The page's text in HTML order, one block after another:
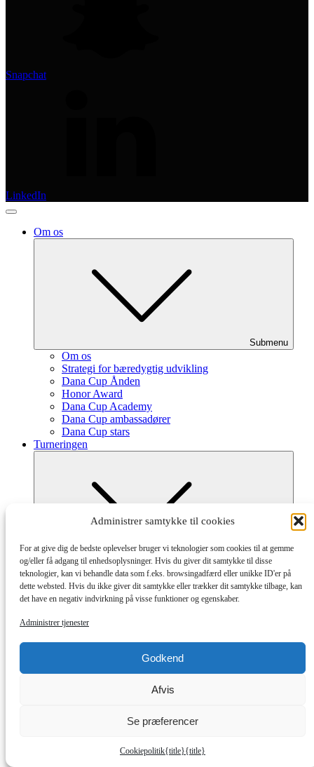
Administrer samtykke til cookies
For at give dig de bedste oplevelser bruger vi teknologier som cookies til at gemme
og/eller få adgang til enhedsoplysninger. Hvis du giver dit samtykke til disse
teknologier, kan vi behandle data som f.eks. browsingadfærd eller unikke ID'er på
dette websted. Hvis du ikke giver dit samtykke eller trækker dit samtykke tilbage, kan
det have en negativ indvirkning på visse funktioner og egenskaber.
Administrer tjenester
Godkend
Afvis
Se præferencer
Cookiepolitik{title}{title}
Snapchat
LinkedIn
Om os
Submenu
Om os
Strategi for bæredygtig udvikling
Dana Cup Ånden
Honor Award
Dana Cup Academy
Dana Cup ambassadører
Dana Cup stars
Turneringen
Submenu
Dana Cup Livestreaming
Turneringsinfo
Turneringsregler
Dana Cup Kick Off 19-20 juli 2026
Start og Deltagergebyr
Transport til og fra Dana Cup
Hop på og af busser
Hop på og af toget
Hotel - Opgraderinger